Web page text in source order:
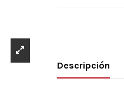
Descripción